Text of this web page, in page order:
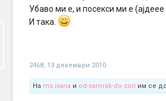
Убаво ми е, и посекси ми е (ајдеее
И така.
2468, 13 декември 2010
На ms.ivana и od-samrak-do-zori им се